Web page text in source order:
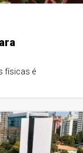
físicas é